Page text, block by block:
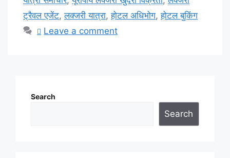
ट्रैवल एजेंट,लक्जरी यात्रा,होटल अधिभोग,होटल बुकिंग
Leave a comment
Search
Search